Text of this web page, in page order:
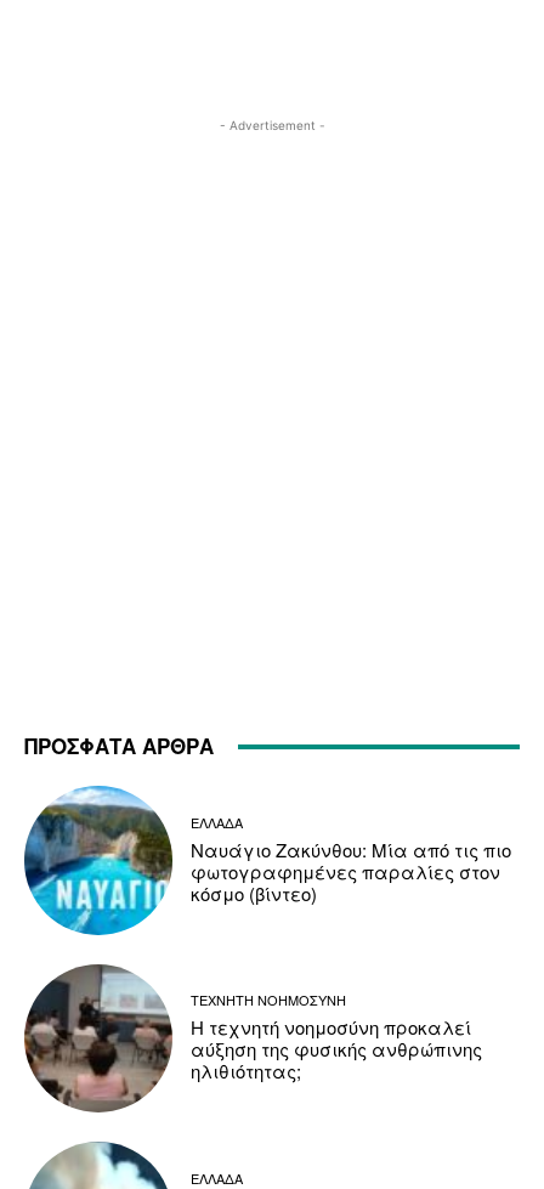
- Advertisement -
ΠΡΟΣΦΑΤΑ ΑΡΘΡΑ
ΕΛΛΑΔΑ
Ναυάγιο Ζακύνθου: Μία από τις πιο
φωτογραφημένες παραλίες στον
κόσμο (βίντεο)
ΤΕΧΝΗΤΗ ΝΟΗΜΟΣΥΝΗ
Η τεχνητή νοημοσύνη προκαλεί
αύξηση της φυσικής ανθρώπινης
ηλιθιότητας;
ΕΛΛΑΔΑ